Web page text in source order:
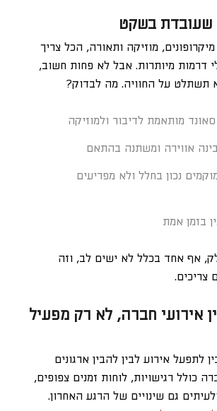
מוזיקה ותאורה, הכל צריך
דרמות מיותרות. אבל לא פחות חשוב,
תשתלט על החוויה. מה לבדוק?
מותאמת לדיבור ולמוזיקה
אווירה ומשתנה בהתאם
נכון בחלל ולא מפריעים
בזמן אמת
אף אחד בכלל לא ישים לב, וזה
צריכים.
אירועי חברה, לא רק מפעיל
לתפעל אירוע לבין להבין ארגונים
כולל רגישויות, לוחות זמנים צפופים,
גם שינויים של הרגע האחרון.